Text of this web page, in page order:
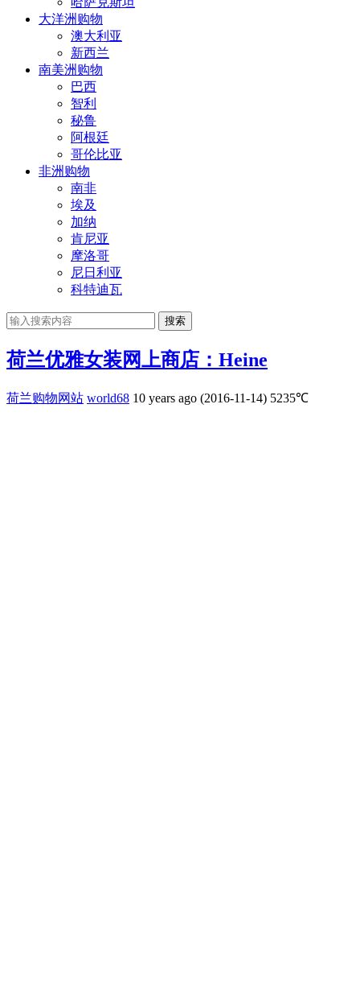
大洋洲购物
澳大利亚
新西兰
南美洲购物
巴西
智利
秘鲁
阿根廷
哥伦比亚
非洲购物
南非
埃及
加纳
肯尼亚
摩洛哥
尼日利亚
科特迪瓦
搜索
荷兰优雅女装网上商店：Heine
荷兰购物网站 world68 10 years ago (2016-11-14) 5235℃